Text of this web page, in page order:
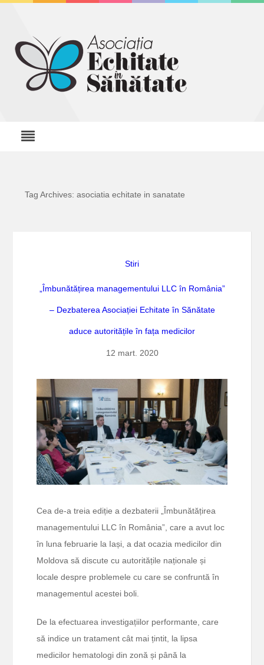
Tag Archives: asociatia echitate in sanatate
Stiri
„Îmbunătățirea managementului LLC în România”
– Dezbaterea Asociației Echitate în Sănătate
aduce autoritățile în fața medicilor
12 mart. 2020
Cea de-a treia ediție a dezbaterii „Îmbunătățirea
managementului LLC în România”, care a avut loc
în luna februarie la Iași, a dat ocazia medicilor din
Moldova să discute cu autoritățile naționale și
locale despre problemele cu care se confruntă în
managementul acestei boli.
De la efectuarea investigațiilor performante, care
să indice un tratament cât mai țintit, la lipsa
medicilor hematologi din zonă și până la